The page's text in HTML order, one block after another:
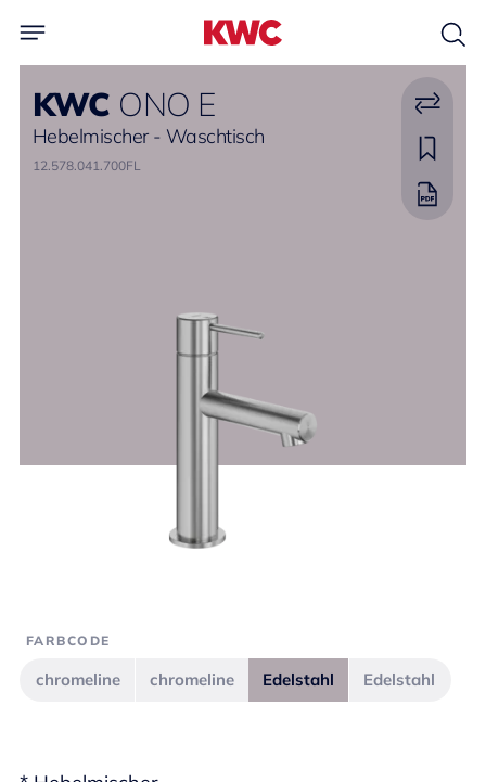
KWC ONO E
Hebelmischer - Waschtisch
12.578.041.700FL
FARBCODE
chromeline chromeline Edelstahl Edelstahl